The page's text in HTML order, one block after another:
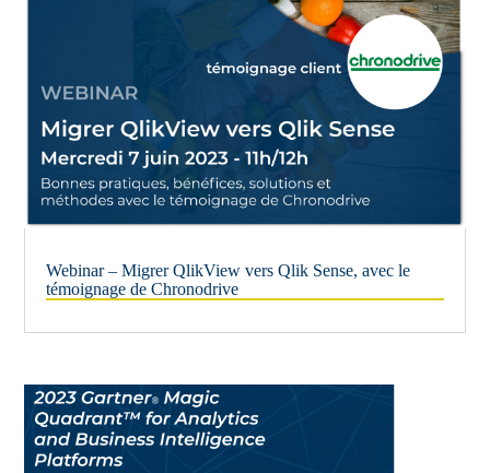
Webinar – Migrer QlikView vers Qlik Sense, avec le
témoignage de Chronodrive